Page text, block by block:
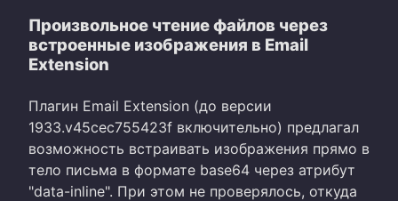
Произвольное чтение файлов через
встроенные изображения в Email
Extension
Плагин Email Extension (до версии
1933.v45cec755423f включительно) предлагал
возможность встраивать изображения прямо в
тело письма в формате base64 через атрибут
"data-inline". При этом не проверялось, откуда